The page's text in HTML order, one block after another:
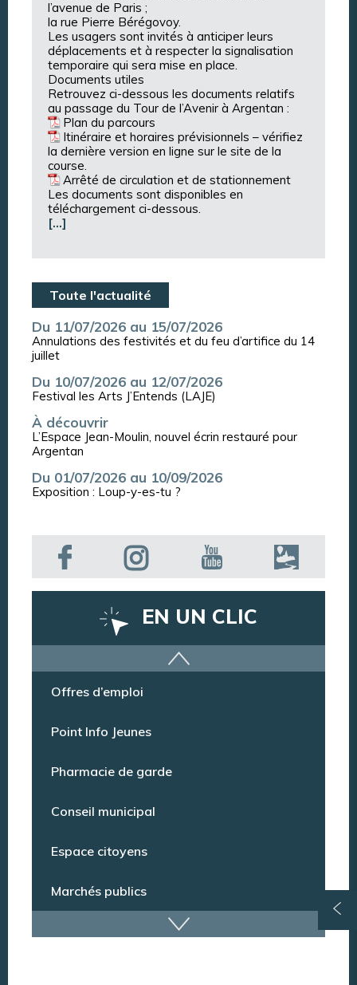
l’avenue de Paris ;
la rue Pierre Bérégovoy.
Les usagers sont invités à anticiper leurs
déplacements et à respecter la signalisation
temporaire qui sera mise en place.
Documents utiles
Retrouvez ci-dessous les documents relatifs
au passage du Tour de l’Avenir à Argentan :
Plan du parcours
Itinéraire et horaires prévisionnels –vérifiez
la dernière version en ligne sur le site de la
course.
Arrêté de circulation et de stationnement
Les documents sont disponibles en
téléchargement ci-dessous.
[…]
Toute l'actualité
Du 11/07/2026 au 15/07/2026
Annulations des festivités et du feu d’artifice du 14
juillet
Du 10/07/2026 au 12/07/2026
Festival les Arts J’Entends (LAJE)
À découvrir
L’Espace Jean-Moulin, nouvel écrin restauré pour
Argentan
Du 01/07/2026 au 10/09/2026
Exposition : Loup-y-es-tu ?
EN UN CLIC
Argentan Aujourd’hui
Marchés publics